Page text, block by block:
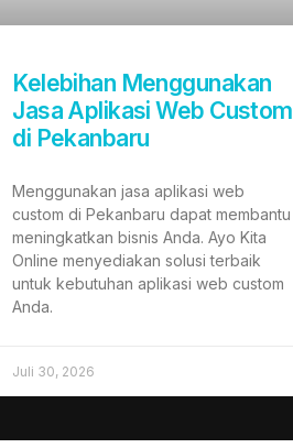
Kelebihan Menggunakan
Jasa Aplikasi Web Custom
di Pekanbaru
Menggunakan jasa aplikasi web
custom di Pekanbaru dapat membantu
meningkatkan bisnis Anda. Ayo Kita
Online menyediakan solusi terbaik
untuk kebutuhan aplikasi web custom
Anda.
Juli 30, 2026